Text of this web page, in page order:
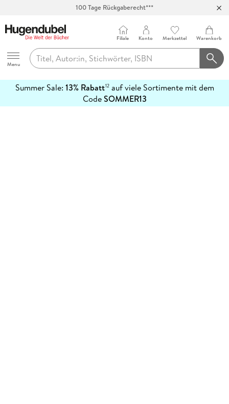
100 Tage Rückgaberecht***
Hugendubel
Menu
Filiale Konto Merkzettel Warenkorb
Summer Sale: 13% Rabatt12auf viele Sortimente mit dem
CodeSOMMER13
erfahren